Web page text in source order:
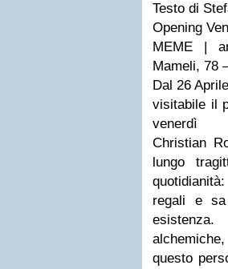
Testo di
Opening
MEME |
Mameli, 78
Dal 26
visitabile il
venerdì
Christian
lungo
regali e
questo